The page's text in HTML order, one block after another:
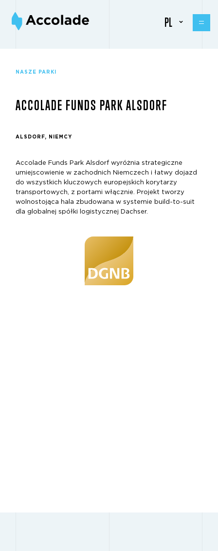
PL
NASZE PARKI
ACCOLADE FUNDS PARK ALSDORF
ALSDORF, NIEMCY
Accolade Funds Park Alsdorf wyróżnia strategiczne
umiejscowienie w zachodnich Niemczech i łatwy dojazd
do wszystkich kluczowych europejskich korytarzy
transportowych, z portami włącznie. Projekt tworzy
wolnostojąca hala zbudowana w systemie build-to-suit
dla globalnej spółki logistycznej Dachser.